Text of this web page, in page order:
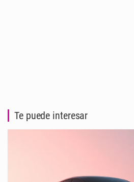
Te puede interesar